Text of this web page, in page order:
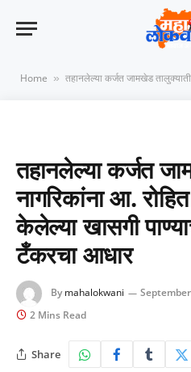
Home » तहानलेल्या कर्जत जामखेड तालुक्यातील नागरिकांना आ.
तहानलेल्या कर्जत
नागरिकांना आ.
केलेल्या खासगी
टँकरचा आधार
By mahalokwani
2 Mins Read
Share